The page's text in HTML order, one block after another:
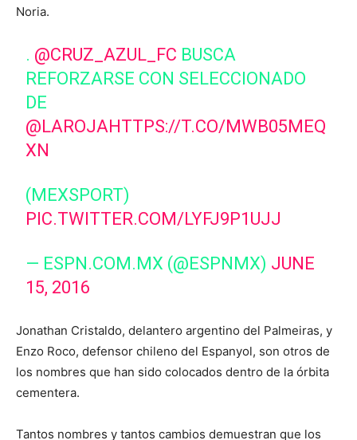
Noria.
. @CRUZ_AZUL_FC BUSCA
REFORZARSE CON SELECCIONADO
DE
@LAROJAHTTPS://T.CO/MWB05MEQ
XN
(MEXSPORT)
PIC.TWITTER.COM/LYFJ9P1UJJ
— ESPN.COM.MX (@ESPNMX) JUNE
15, 2016
Jonathan Cristaldo, delantero argentino del Palmeiras, y
Enzo Roco, defensor chileno del Espanyol, son otros de
los nombres que han sido colocados dentro de la órbita
cementera.
Tantos nombres y tantos cambios demuestran que los